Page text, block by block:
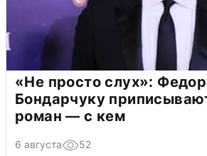
«Не просто слух»:
Бондарчуку
роман — с кем
6 августа 52